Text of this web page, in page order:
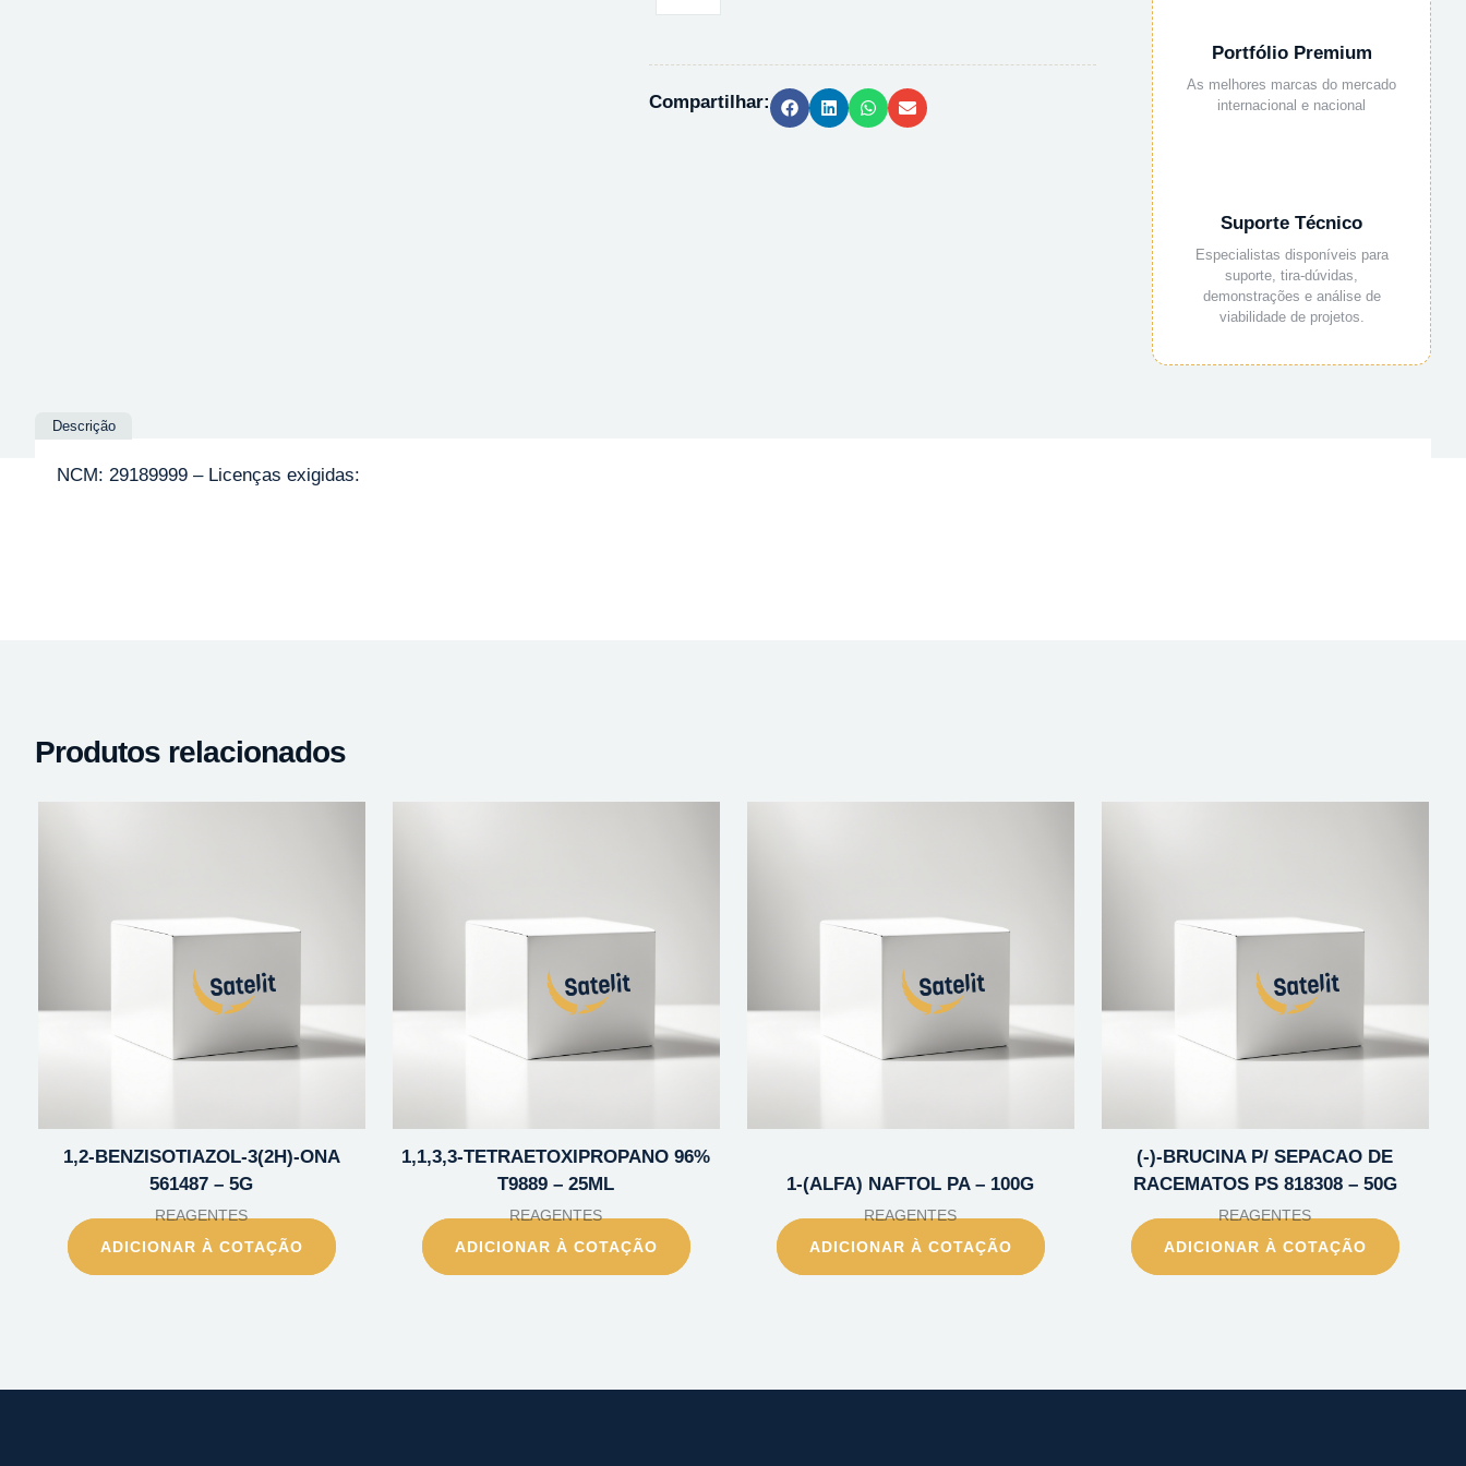
PHR1080
1G
quantidade
Compartilhar:
Portfólio Premium
As melhores marcas do mercado
internacional e nacional
Suporte Técnico
Especialistas disponíveis para
suporte, tira-dúvidas,
demonstrações e análise de
viabilidade de projetos.
Descrição
NCM: 29189999 – Licenças exigidas:
Produtos relacionados
1,2-BENZISOTIAZOL-3(2H)-ONA
561487 – 5G
REAGENTES
ADICIONAR À COTAÇÃO
1,1,3,3-TETRAETOXIPROPANO 96%
T9889 – 25ML
REAGENTES
ADICIONAR À COTAÇÃO
1-(ALFA) NAFTOL PA – 100G
REAGENTES
ADICIONAR À COTAÇÃO
(-)-BRUCINA P/ SEPACAO DE
RACEMATOS PS 818308 – 50G
REAGENTES
ADICIONAR À COTAÇÃO